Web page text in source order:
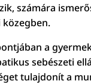
számára
a
sebészeti
tulajdonít a